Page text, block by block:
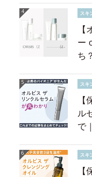
スキ
ー
ち
スキ
ル
で
スキ